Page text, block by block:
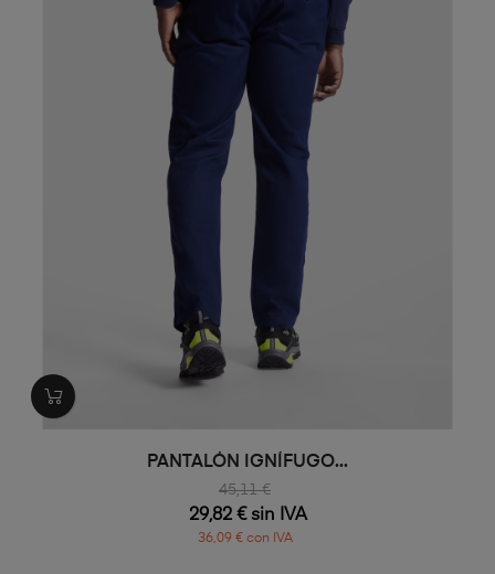
PANTALÓN IGNÍFUGO...
45,11 €
29,82 € sin IVA
36,09 € con IVA